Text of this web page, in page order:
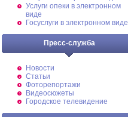
Услуги опеки в электронном
виде
Госуслуги в электронном виде
Пресс-служба
Новости
Статьи
Фоторепортажи
Видеосюжеты
Городское телевидение